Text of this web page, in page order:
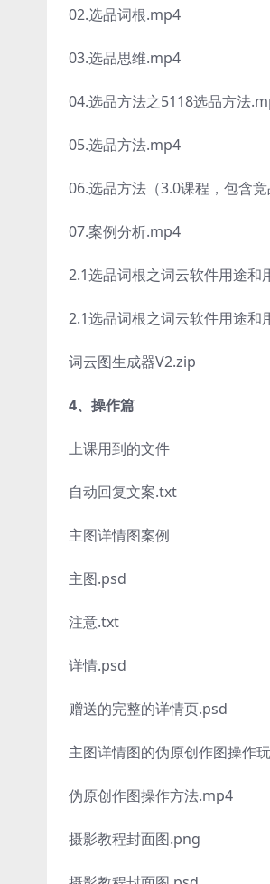
02.选品词根.mp4
03.选品思维.mp4
04.选品方法之5118选品方法
05.选品方法.mp4
06.选品方法（3.0课程，包含
07.案例分析.mp4
2.1选品词根之词云软件用途和
2.1选品词根之词云软件用途和
词云图生成器V2.zip
4、操作篇
上课用到的文件
自动回复文案.txt
主图详情图案例
主图.psd
注意.txt
详情.psd
赠送的完整的详情页.psd
主图详情图的伪原创作图操作
伪原创作图操作方法.mp4
摄影教程封面图.png